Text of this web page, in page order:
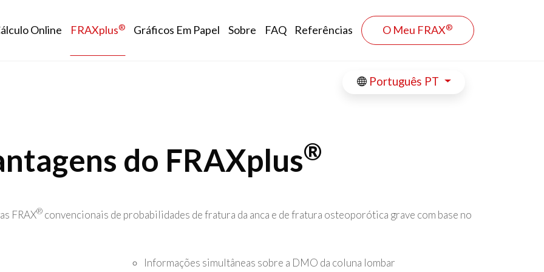
navigation
Online FRAXplus® Gráficos Em Papel Sobre FAQ Referências O Meu FRAX®
Português PT
do FRAXplus®
FRAX®convencionais de probabilidades de fratura da anca e de fratura osteoporótica grave com base no
Informações simultâneas sobre a DMO da coluna lombar